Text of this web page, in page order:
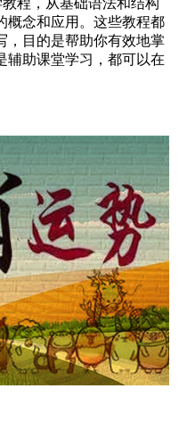
程，从基础语法和结构
概念和应用。这些教程都
，目的是帮助你有效地掌
辅助课堂学习，都可以在